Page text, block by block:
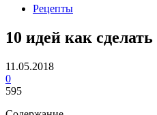
Рецепты
10 идей как
11.05.2018
0
595